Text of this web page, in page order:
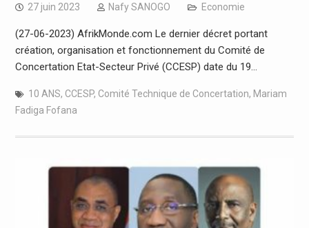
27 juin 2023 Nafy SANOGO Economie
(27-06-2023) AfrikMonde.com Le dernier décret portant
création, organisation et fonctionnement du Comité de
Concertation Etat-Secteur Privé (CCESP) date du 19…
10 ANS, CCESP, Comité Technique de Concertation, Mariam
Fadiga Fofana